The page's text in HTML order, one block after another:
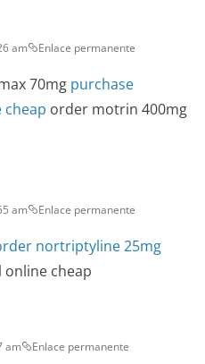
am Enlace permanente
70mg purchase
order motrin 400mg
am Enlace permanente
nortriptyline 25mg
online cheap
am Enlace permanente